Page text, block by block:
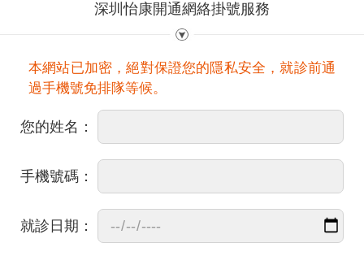
深圳怡康開通網絡掛號服務
本網站已加密，絕對保證您的隱私安全，就診前通
過手機號免排隊等候。
您的姓名：
手機號碼：
就診日期：